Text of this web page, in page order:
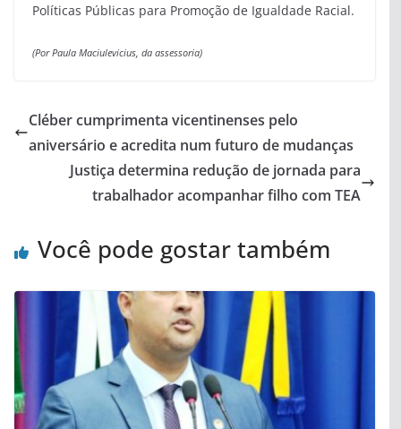
Políticas Públicas para Promoção de Igualdade Racial.
(Por Paula Maciulevicius, da assessoria)
Cléber cumprimenta vicentinenses pelo
aniversário e acredita num futuro de mudanças
Justiça determina redução de jornada para
trabalhador acompanhar filho com TEA
Você pode gostar também